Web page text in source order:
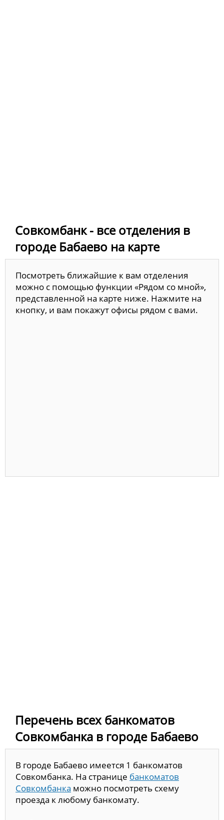
Совкомбанк - все отделения в
городе Бабаево на карте
Посмотреть ближайшие к вам отделения
можно с помощью функции «Рядом со мной»,
представленной на карте ниже. Нажмите на
кнопку, и вам покажут офисы рядом с вами.
Перечень всех банкоматов
Совкомбанка в городе Бабаево
В городе Бабаево имеется 1 банкоматов
Совкомбанка. На странице банкоматов
Совкомбанка можно посмотреть схему
проезда к любому банкомату.